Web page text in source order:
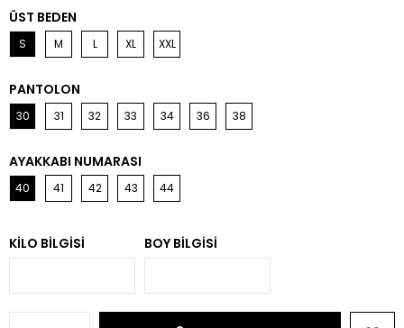
ÜST BEDEN
S M L XL XXL
PANTOLON
30 31 32 33 34 36 38
AYAKKABI NUMARASI
40 41 42 43 44
KILO BILGISI BOY BILGISI